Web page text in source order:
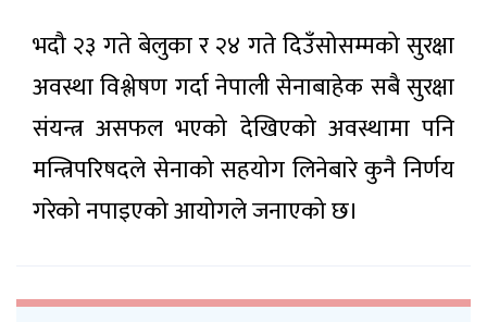
चाँदी
महँगियो
उद्योगमा
सुधारको
सङ्केत:
घाटामा
रहेका
संस्थानहरू
नाफामा
जान थाले
आजको
राशिफल
भदौ २३ गते बेलुका र २४ गते दिउँसोसम्मको सुरक्षा
अवस्था विश्लेषण गर्दा नेपाली सेनाबाहेक सबै सुरक्षा
संयन्त्र असफल भएको देखिएको अवस्थामा पनि
मन्त्रिपरिषदले सेनाको सहयोग लिनेबारे कुनै निर्णय
गरेको नपाइएको आयोगले जनाएको छ।